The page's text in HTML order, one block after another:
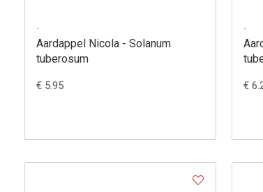
.
Aardappel Nicola - Solanum
tuberosum
€ 5.95
.
€